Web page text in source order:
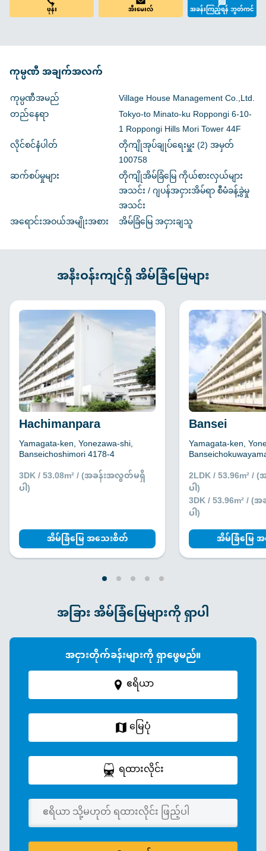
ဖုန်း အီးမေးလ် အခန်းကြည့်ရန် ဘွတ်ကင်
ကုမ္ပဏီ အချက်အလက်
ကုမ္ပဏီအမည်
Village House Management Co.,Ltd.
တည်နေရာ
Tokyo-to Minato-ku Roppongi 6-10-
1 Roppongi Hills Mori Tower 44F
လိုင်စင်နံပါတ်
တိုကျိုအုပ်ချုပ်ရေးမှူး (2) အမှတ်
100758
ဆက်စပ်မှုများ
တိုကျိုအိမ်ခြံမြေ ကိုယ်စားလှယ်များ
အသင်း / ဂျပန်အငှားအိမ်ရာ စီမံခန့်ခွဲမှု
အသင်း
အရောင်းအဝယ်အမျိုးအစား
အိမ်ခြံမြေ အငှားချသူ
အနီးဝန်းကျင်ရှိ အိမ်ခြံမြေများ
Hachimanpara
Yamagata-ken, Yonezawa-shi,
Banseichoshimori 4178-4
3DK / 53.08m² / (အခန်းအလွတ်မရှိ
ပါ)
အိမ်ခြံမြေ အသေးစိတ်
Bansei
Yamagata-ken,
2LDK / 53.96m²
ပါ)
3DK / 53.96m² /
ပါ)
အိမ်ခြံမြေ
အခြား အိမ်ခြံမြေများကို ရှာပါ
အငှားတိုက်ခန်းများကို ရှာဖွေမည်။
ဧရိယာ
မြေပုံ
ရထားလိုင်း